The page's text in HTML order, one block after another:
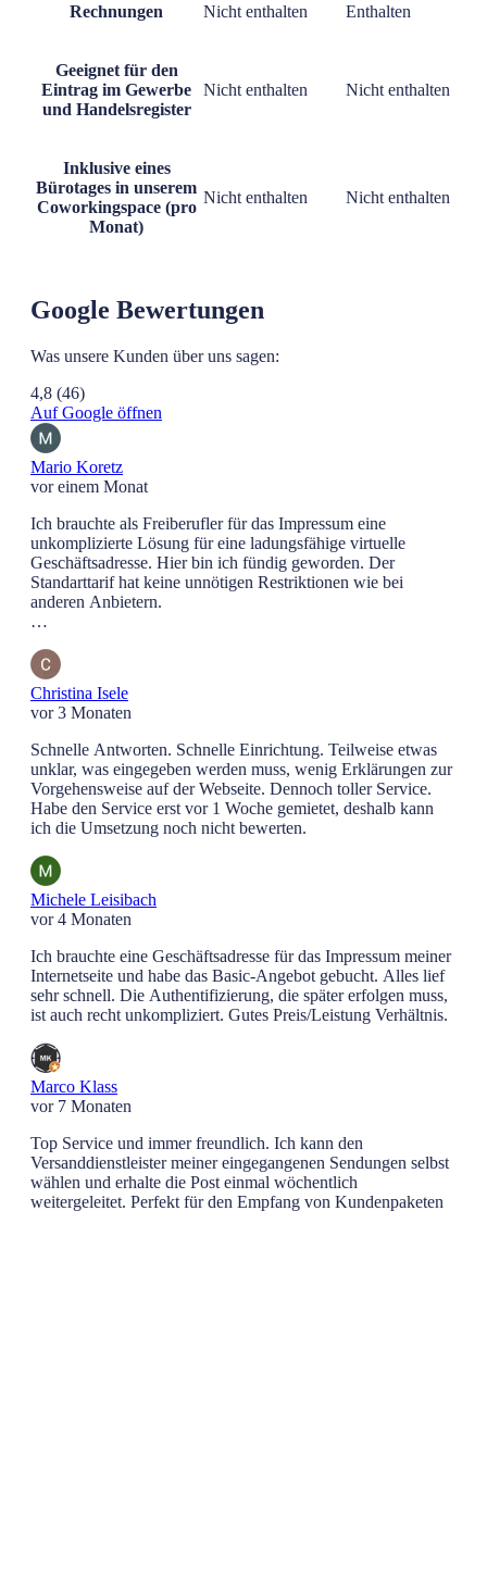
Rechnungen Nicht enthalten Enthalten
Geeignet für den
Eintrag im Gewerbe
und Handelsregister
Nicht enthalten Nicht enthalten
Inklusive eines
Bürotages in unserem
Coworkingspace (pro
Monat)
Nicht enthalten Nicht enthalten
Google Bewertungen
Was unsere Kunden über uns sagen:
4,8 (46)
Auf Google öffnen
Mario Koretz
vor einem Monat
Ich brauchte als Freiberufler für das Impressum eine
unkomplizierte Lösung für eine ladungsfähige virtuelle
Geschäftsadresse. Hier bin ich fündig geworden. Der
Standarttarif hat keine unnötigen Restriktionen wie bei
anderen Anbietern.
Christina Isele
vor 3 Monaten
Schnelle Antworten. Schnelle Einrichtung. Teilweise etwas
unklar, was eingegeben werden muss, wenig Erklärungen zur
Vorgehensweise auf der Webseite. Dennoch toller Service.
Habe den Service erst vor 1 Woche gemietet, deshalb kann
ich die Umsetzung noch nicht bewerten.
Michele Leisibach
vor 4 Monaten
Ich brauchte eine Geschäftsadresse für das Impressum meiner
Internetseite und habe das Basic-Angebot gebucht. Alles lief
sehr schnell. Die Authentifizierung, die später erfolgen muss,
ist auch recht unkompliziert. Gutes Preis/Leistung Verhältnis.
Marco Klass
vor 7 Monaten
Top Service und immer freundlich. Ich kann den
Versanddienstleister meiner eingegangenen Sendungen selbst
wählen und erhalte die Post einmal wöchentlich
weitergeleitet. Perfekt für den Empfang von Kundenpaketen